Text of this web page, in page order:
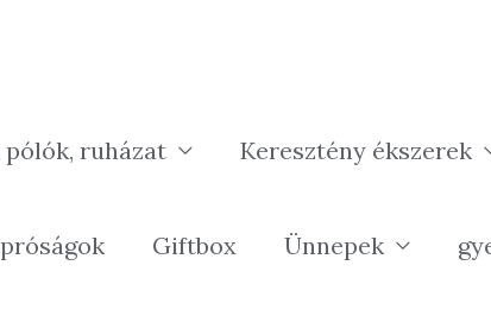
ruházat Keresztény ékszerek
Giftbox Ünnepek